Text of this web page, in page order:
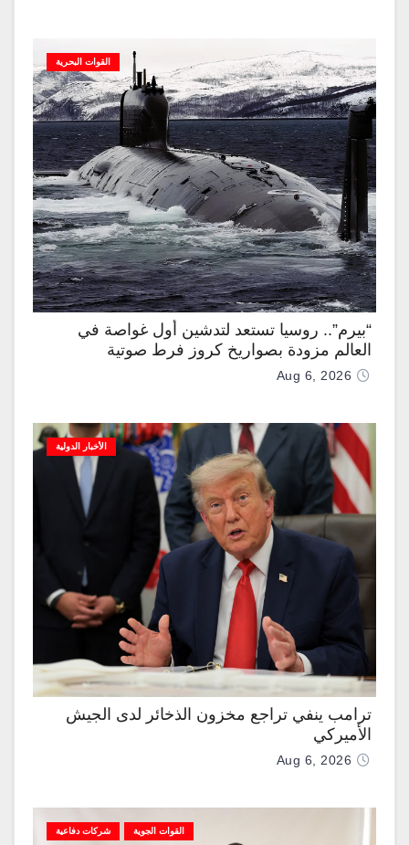
القوات البحرية
“بيرم”.. روسيا تستعد لتدشين أول غواصة في
العالم مزودة بصواريخ كروز فرط صوتية
Aug 6, 2026
الأخبار الدولية
ترامب ينفي تراجع مخزون الذخائر لدى الجيش
الأميركي
Aug 6, 2026
القوات الجوية شركات دفاعية